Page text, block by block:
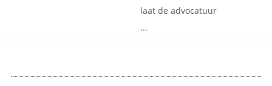
laat de advocatuur
...